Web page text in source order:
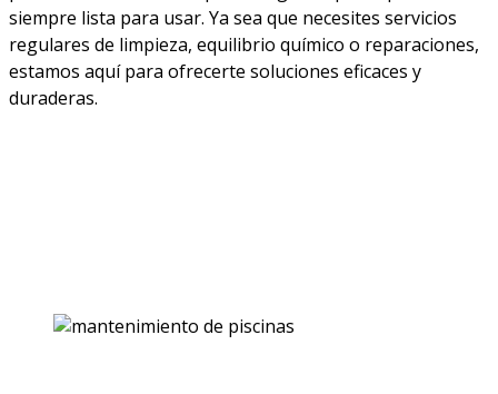
siempre lista para usar. Ya sea que necesites servicios
regulares de limpieza, equilibrio químico o reparaciones,
estamos aquí para ofrecerte soluciones eficaces y
duraderas.